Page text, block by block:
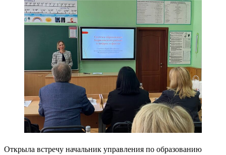
Открыла встречу начальник управления по образованию